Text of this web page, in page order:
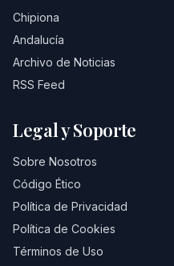
Chipiona
Andalucía
Archivo de Noticias
RSS Feed
Legal y Soporte
Sobre Nosotros
Código Ético
Política de Privacidad
Política de Cookies
Términos de Uso